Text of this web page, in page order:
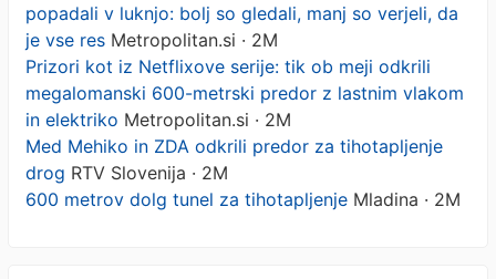
popadali v luknjo: bolj so gledali, manj so verjeli, da
je vse res Metropolitan.si · 2M
Prizori kot iz Netflixove serije: tik ob meji odkrili
megalomanski 600-metrski predor z lastnim vlakom
in elektriko Metropolitan.si · 2M
Med Mehiko in ZDA odkrili predor za tihotapljenje
drog RTV Slovenija · 2M
600 metrov dolg tunel za tihotapljenje Mladina · 2M